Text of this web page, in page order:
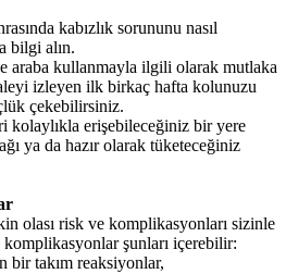
kabızlık sorununu nasıl
bilgi alın.
araba kullanmayla ilgili olarak mutlaka
izleyen ilk birkaç hafta kolunuzu
çekebilirsiniz.
kolaylıkla erişebileceğiniz bir yere
ya da hazır olarak tüketeceğiniz
olası risk ve komplikasyonları sizinle
komplikasyonlar şunları içerebilir:
bir takım reaksiyonlar,